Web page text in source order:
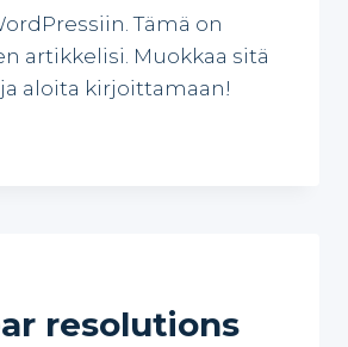
Tämä on
artikkelisi. Muokkaa sitä
aloita kirjoittamaan!
resolutions